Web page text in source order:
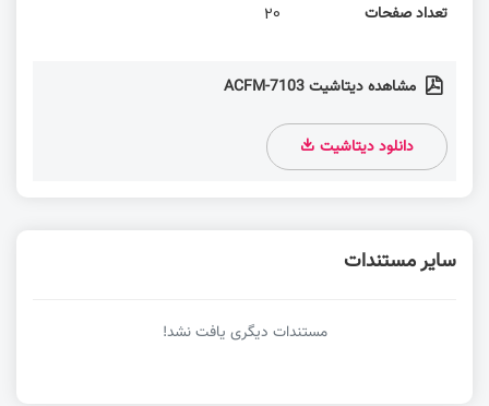
تعداد صفحات 20
مشاهده دیتاشیت ACFM-7103
دانلود دیتاشیت
سایر مستندات
مستندات دیگری یافت نشد!